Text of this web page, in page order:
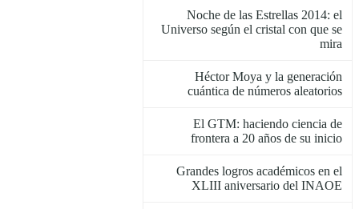
Noche de las Estrellas 2014: el
Universo según el cristal con que se
mira
Héctor Moya y la generación
cuántica de números aleatorios
El GTM: haciendo ciencia de
frontera a 20 años de su inicio
Grandes logros académicos en el
XLIII aniversario del INAOE